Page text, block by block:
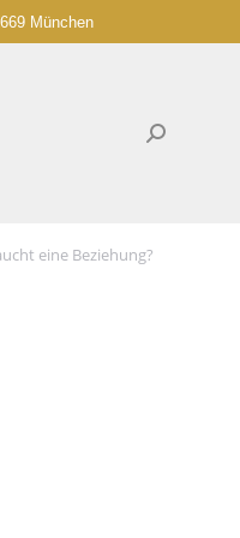
München
Search:
eine Beziehung?